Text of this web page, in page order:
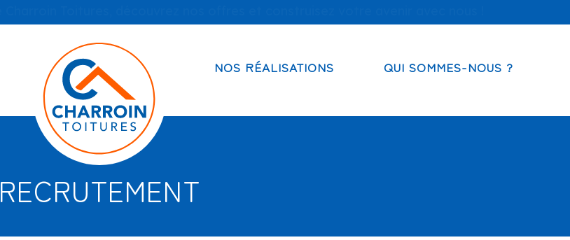
NOS RÉALISATIONS QUI SOMMES-NOUS ?
RECRUTEMENT